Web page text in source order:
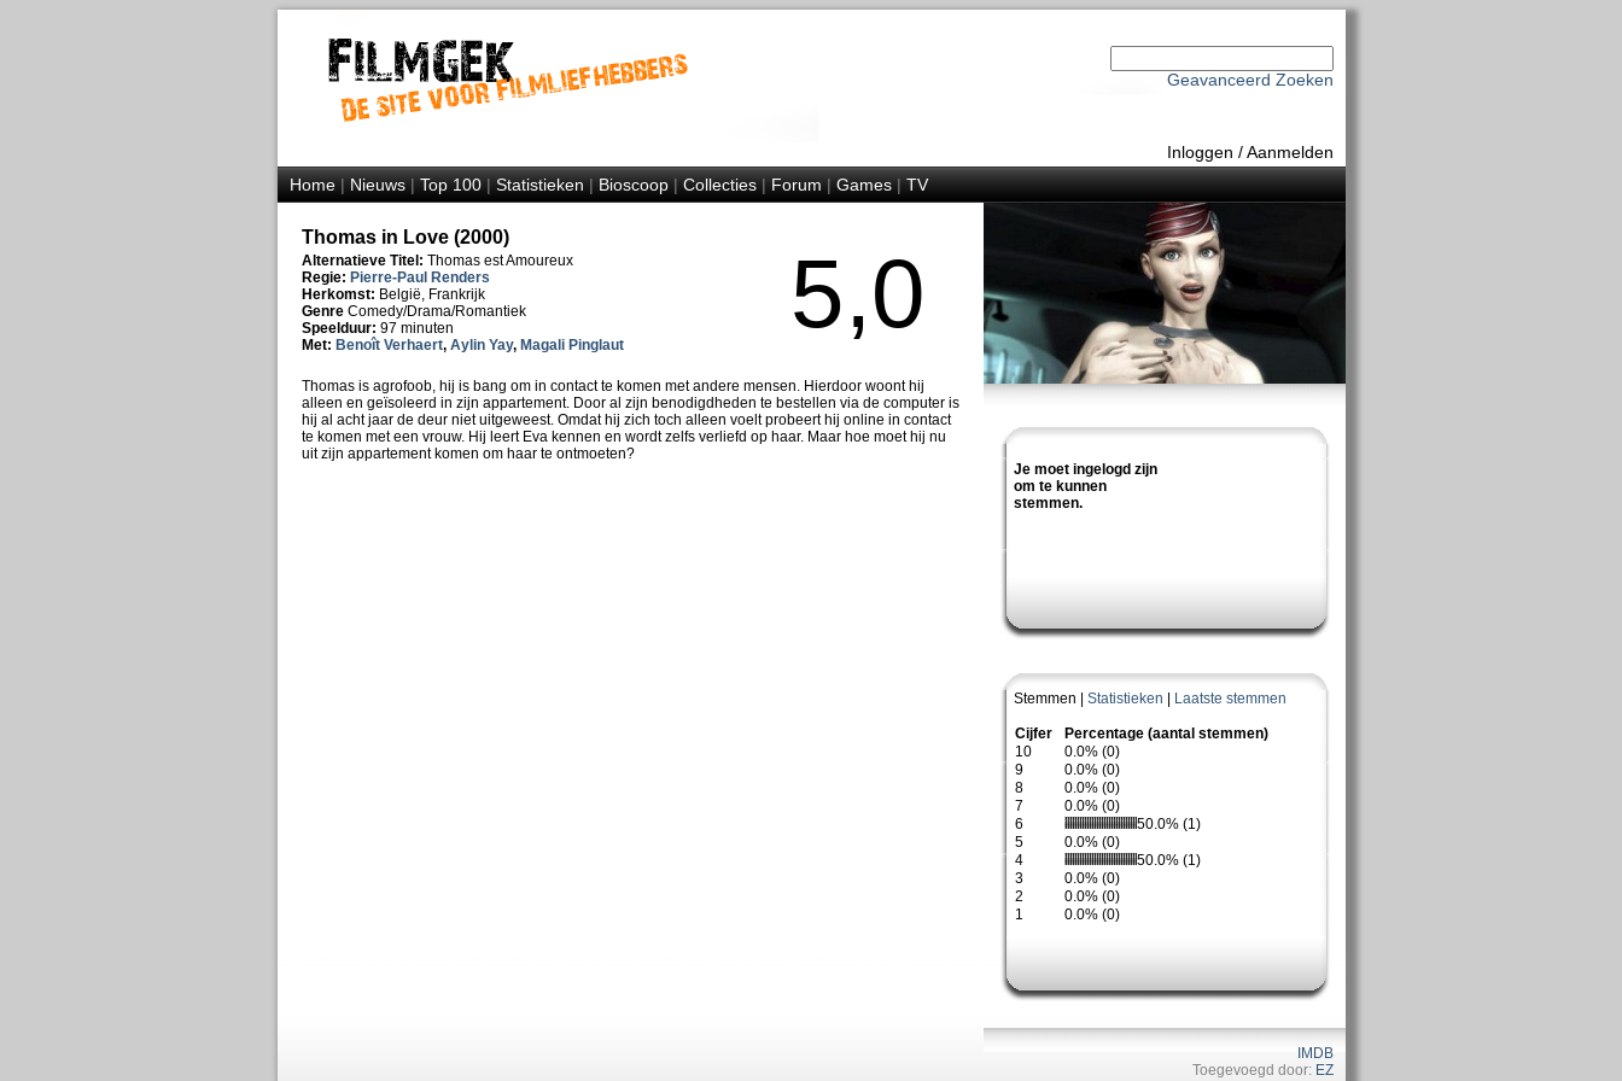
Geavanceerd Zoeken
Inloggen /Aanmelden
Home|Nieuws|Top 100|Statistieken|Bioscoop|Collecties|Forum|Games|TV
Je moet ingelogd zijn
om te kunnen
stemmen.
Stemmen | Statistieken Laatste stemmen
Cijfer
Percentage (aantal stemmen)
10
0.0% (0)
9
0.0% (0)
8
0.0% (0)
7
0.0% (0)
6
50.0% (1)
5
0.0% (0)
4
50.0% (1)
3
0.0% (0)
2
0.0% (0)
1
0.0% (0)
IMDB
Toegevoegd door: EZ
Thomas in Love (2000)
Alternatieve Titel: Thomas est Amoureux
Regie: Pierre-Paul Renders
Herkomst: België, Frankrijk
Genre Comedy/Drama/Romantiek
Speelduur: 97 minuten
Met: Benoît Verhaert, Aylin Yay, Magali Pinglaut 5,0
Thomas is agrofoob, hij is bang om in contact te komen met andere mensen. Hierdoor woont hij
alleen en geïsoleerd in zijn appartement. Door al zijn benodigdheden te bestellen via de computer is
hij al acht jaar de deur niet uitgeweest. Omdat hij zich toch alleen voelt probeert hij online in contact
te komen met een vrouw. Hij leert Eva kennen en wordt zelfs verliefd op haar. Maar hoe moet hij nu
uit zijn appartement komen om haar te ontmoeten?